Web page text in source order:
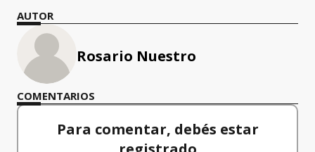
AUTOR
Rosario Nuestro
COMENTARIOS
Para comentar, debés estar